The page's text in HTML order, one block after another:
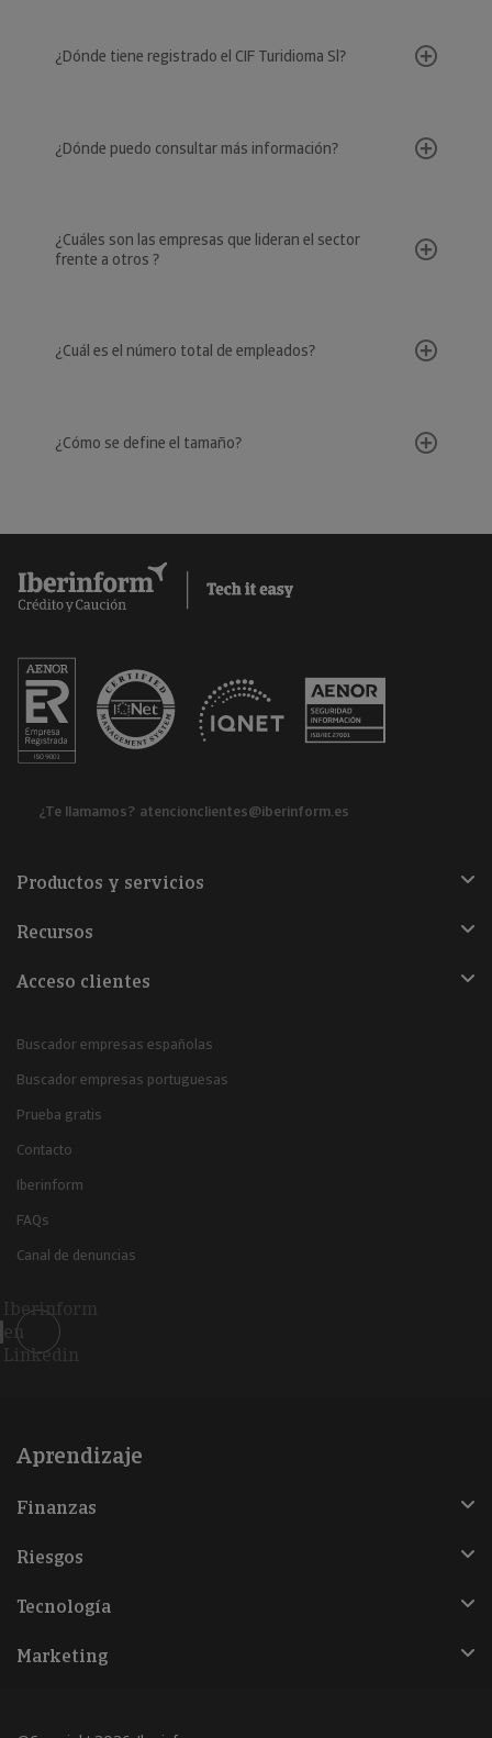
¿Dónde tiene registrado el CIF Turidioma Sl?
¿Dónde puedo consultar más información?
¿Cuáles son las empresas que lideran el sector
frente a otros ?
¿Cuál es el número total de empleados?
¿Cómo se define el tamaño?
¿Te llamamos? atencionclientes@iberinform.es
Productos y servicios
Recursos
Acceso clientes
Buscador empresas españolas
Buscador empresas portuguesas
Prueba gratis
Contacto
Iberinform
FAQs
Canal de denuncias
Iberinform
en
Linkedin
Aprendizaje
Finanzas
Riesgos
Tecnología
Marketing